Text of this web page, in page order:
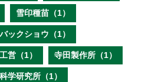
雪印種苗（1）
ックショウ（1）
営（1） 寺田製作所（1）
学研究所（1）